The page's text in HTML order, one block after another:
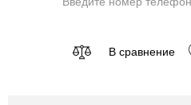
В сравнение